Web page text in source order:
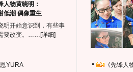
人物黄晓明：
低潮 偶像重生
明开始意识到，有些事
要改变。…… [详细]
YURA
《先锋